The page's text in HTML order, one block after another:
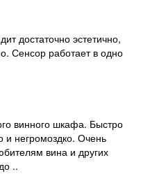
достаточно эстетично,
Сенсор работает в одно
винного шкафа. Быстро
и негромоздко. Очень
вина и других
..